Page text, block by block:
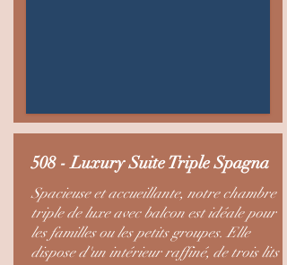
508 - Luxury Suite Triple Spagna
Spacieuse et accueillante, notre chambre
triple de luxe avec balcon est idéale pour
les familles ou les petits groupes. Elle
dispose d'un intérieur raffiné, de trois lits